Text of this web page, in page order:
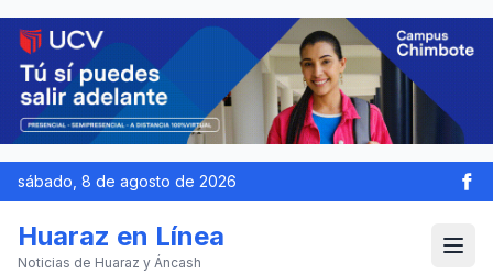
sábado, 8 de agosto de 2026
Huaraz en Línea
Noticias de Huaraz y Áncash